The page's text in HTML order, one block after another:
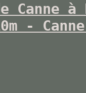
Canne
-